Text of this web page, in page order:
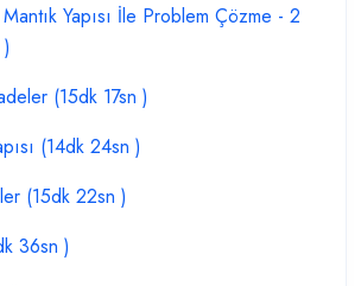
Yapısı İle Problem Çözme - 2
(15dk 17sn )
(14dk 24sn )
(15dk 22sn )
36sn )